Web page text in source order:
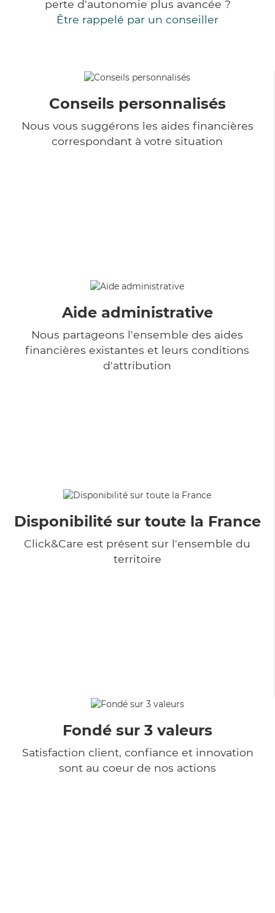
perte d'autonomie plus avancée ?
Être rappelé par un conseiller
Conseils personnalisés
Nous vous suggérons les aides financières
correspondant à votre situation
Aide administrative
Nous partageons l'ensemble des aides
financières existantes et leurs conditions
d'attribution
Disponibilité sur toute la France
Click&Care est présent sur l'ensemble du
territoire
Fondé sur 3 valeurs
Satisfaction client, confiance et innovation
sont au coeur de nos actions